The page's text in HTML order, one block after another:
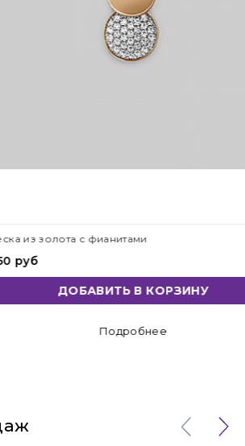
с фианитами
ДОБАВИТЬ В КОРЗИНУ
Подробнее